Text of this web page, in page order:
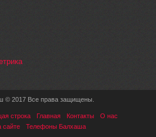
© 2017 Все права защищены.
строка Главная Контакты
О нас
сайте Телефоны Балхаша